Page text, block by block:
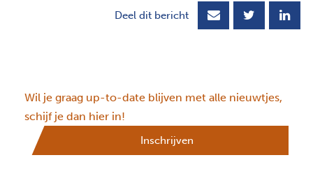
Deel dit bericht
Wil je graag up-to-date blijven met alle nieuwtjes,
schijf je dan hier in!
Inschrijven